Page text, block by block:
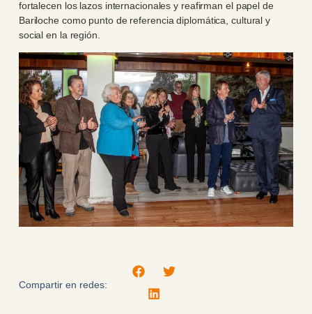
fortalecen los lazos internacionales y reafirman el papel de
Bariloche como punto de referencia diplomática, cultural y
social en la región.
Compartir en redes: